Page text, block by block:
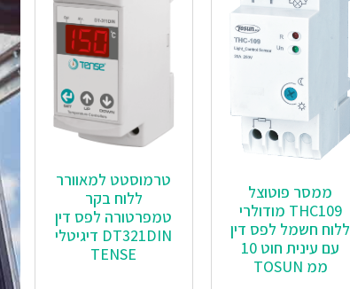
ממסר פוטוצל
THC109 מודולרי
ללוח חשמל לפס דין
עם עינית חוט 10
ממ TOSUN
טרמוסטט למאוורר
ללוח בקר
טמפרטורה לפס דין
DT321DIN דיגיטלי
TENSE